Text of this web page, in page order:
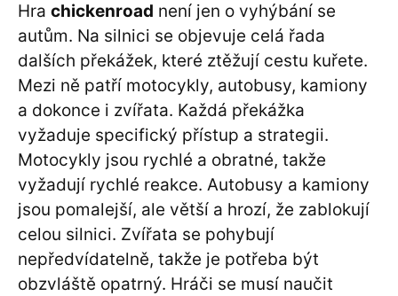
Hra chickenroad není jen o vyhýbání se
autům. Na silnici se objevuje celá řada
dalších překážek, které ztěžují cestu kuřete.
Mezi ně patří motocykly, autobusy, kamiony
a dokonce i zvířata. Každá překážka
vyžaduje specifický přístup a strategii.
Motocykly jsou rychlé a obratné, takže
vyžadují rychlé reakce. Autobusy a kamiony
jsou pomalejší, ale větší a hrozí, že zablokují
celou silnici. Zvířata se pohybují
nepředvídatelně, takže je potřeba být
obzvláště opatrný. Hráči se musí naučit